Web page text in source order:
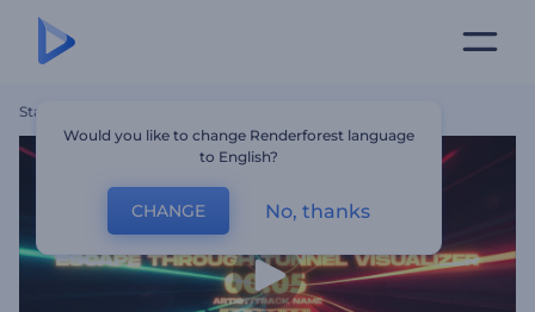
Startseite
Would you like to change Renderforest language
to English?
CHANGE No, thanks